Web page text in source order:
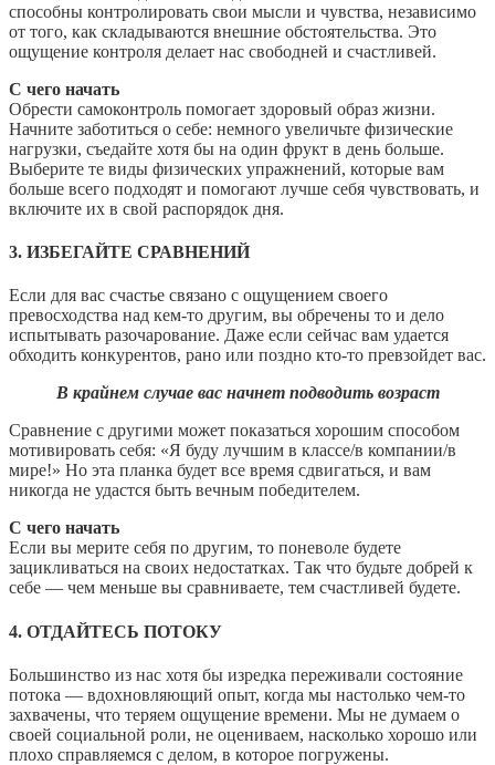
способны контролировать свои мысли и чувства, независимо
от того, как складываются внешние обстоятельства. Это
ощущение контроля делает нас свободней и счастливей.
С чего начать
Обрести самоконтроль помогает здоровый образ жизни.
Начните заботиться о себе: немного увеличьте физические
нагрузки, съедайте хотя бы на один фрукт в день больше.
Выберите те виды физических упражнений, которые вам
больше всего подходят и помогают лучше себя чувствовать, и
включите их в свой распорядок дня.
3. ИЗБЕГАЙТЕ СРАВНЕНИЙ
Если для вас счастье связано с ощущением своего
превосходства над кем-то другим, вы обречены то и дело
испытывать разочарование. Даже если сейчас вам удается
обходить конкурентов, рано или поздно кто-то превзойдет вас.
В крайнем случае вас начнет подводить возраст
Сравнение с другими может показаться хорошим способом
мотивировать себя: «Я буду лучшим в классе/в компании/в
мире!» Но эта планка будет все время сдвигаться, и вам
никогда не удастся быть вечным победителем.
С чего начать
Если вы мерите себя по другим, то поневоле будете
зацикливаться на своих недостатках. Так что будьте добрей к
себе — чем меньше вы сравниваете, тем счастливей будете.
4. ОТДАЙТЕСЬ ПОТОКУ
Большинство из нас хотя бы изредка переживали состояние
потока — вдохновляющий опыт, когда мы настолько чем-то
захвачены, что теряем ощущение времени. Мы не думаем о
своей социальной роли, не оцениваем, насколько хорошо или
плохо справляемся с делом, в которое погружены.